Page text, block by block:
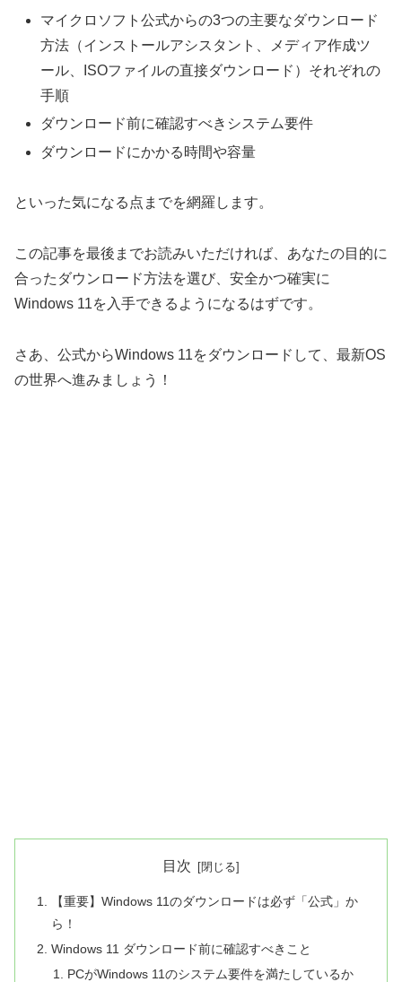
マイクロソフト公式からの3つの主要なダウンロード
方法（インストールアシスタント、メディア作成ツ
ール、ISOファイルの直接ダウンロード）それぞれの
手順
ダウンロード前に確認すべきシステム要件
ダウンロードにかかる時間や容量
といった気になる点までを網羅します。
この記事を最後までお読みいただければ、あなたの目的に
合ったダウンロード方法を選び、安全かつ確実に
Windows 11を入手できるようになるはずです。
さあ、公式からWindows 11をダウンロードして、最新OS
の世界へ進みましょう！
目次
【重要】Windows 11のダウンロードは必ず「公式」か
ら！
Windows 11 ダウンロード前に確認すべきこと
PCがWindows 11のシステム要件を満たしているか